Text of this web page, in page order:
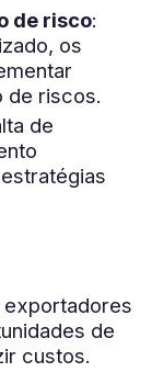
de risco:
os
de riscos.
de
exportadores
de
custos.